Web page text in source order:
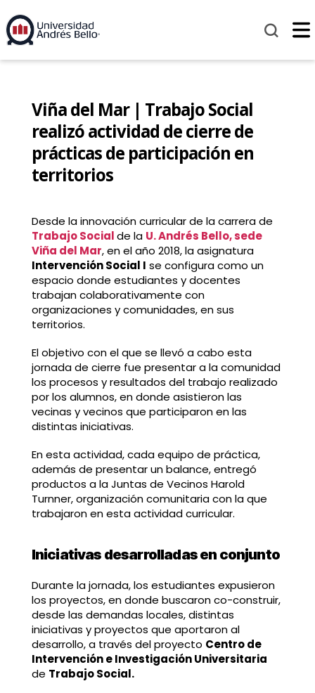
Viña del Mar | Trabajo Social
realizó actividad de cierre de
prácticas de participación en
territorios
Desde la innovación curricular de la carrera de
Trabajo Socialde la U. Andrés Bello, sede
Viña del Mar, en el año 2018, la asignatura
Intervención Social I se configura como un
espacio donde estudiantes y docentes
trabajan colaborativamente con
organizaciones y comunidades, en sus
territorios.
El objetivo con el que se llevó a cabo esta
jornada de cierre fue presentar a la comunidad
los procesos y resultados del trabajo realizado
por los alumnos, en donde asistieron las
vecinas y vecinos que participaron en las
distintas iniciativas.
En esta actividad, cada equipo de práctica,
además de presentar un balance, entregó
productos a la Juntas de Vecinos Harold
Turnner, organización comunitaria con la que
trabajaron en esta actividad curricular.
Iniciativas desarrolladas en conjunto
Durante la jornada, los estudiantes expusieron
los proyectos, en donde buscaron co-construir,
desde las demandas locales, distintas
iniciativas y proyectos que aportaron al
desarrollo, a través del proyecto Centro de
Intervención e Investigación Universitaria
de Trabajo Social.